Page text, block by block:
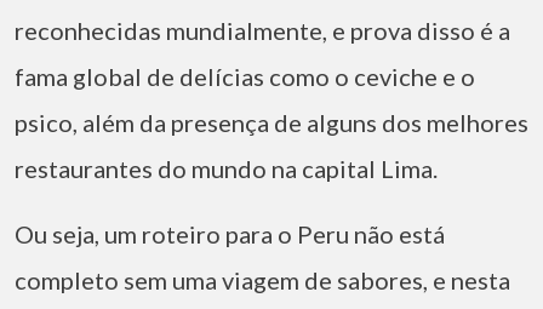
reconhecidas mundialmente, e prova disso é a
fama global de delícias como o ceviche e o
psico, além da presença de alguns dos melhores
restaurantes do mundo na capital Lima.
Ou seja, um roteiro para o Peru não está
completo sem uma viagem de sabores, e nesta